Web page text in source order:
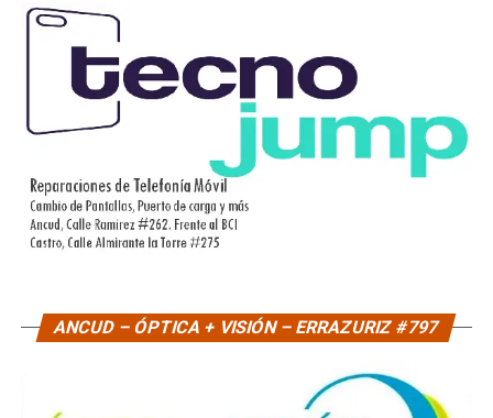
ANCUD – ÓPTICA + VISIÓN – ERRAZURIZ #797